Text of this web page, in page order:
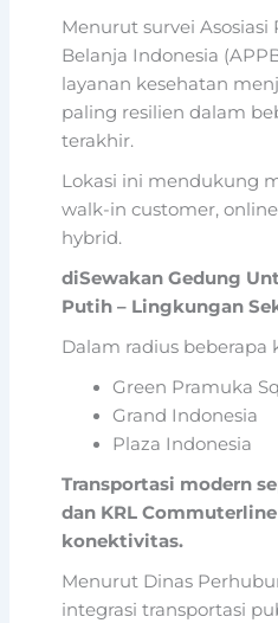
Menurut survei Asosiasi
Belanja Indonesia
layanan kesehatan
paling resilien dalam
terakhir.
Lokasi ini mendukung
walk-in customer,
hybrid.
diSewakan Gedung
Putih – Lingkungan
Dalam radius
Green Pramuka
Grand Indonesia
Plaza Indonesia
Transportasi modern
dan KRL
konektivitas.
Menurut Dinas
integrasi transportasi